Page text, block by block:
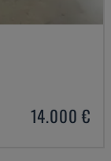
14.000 €